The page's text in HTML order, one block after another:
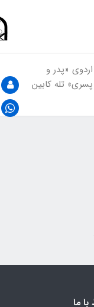
اردوی «پدر و
پسری» تله کابین
با ما